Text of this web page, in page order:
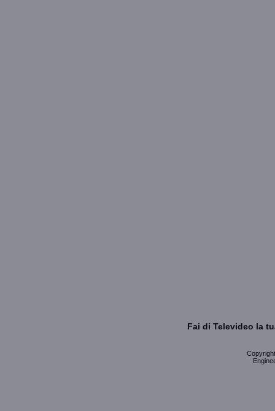
Fai di Televideo la